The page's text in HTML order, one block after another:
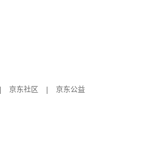
京东社区
京东公益